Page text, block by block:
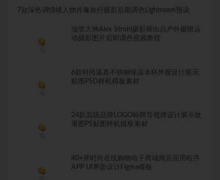
7款深色调情绪人物肖像旅行摄影后期调色Lightroom预设
油管大神Alex Strohl摄影师出品户外极限运
动摄影图片后期调色视频教程
6款时尚逼真不锈钢保温水杯外观设计展示
贴图PSD样机模板素材
24款高级品牌LOGO标牌导视牌设计展示效
果图PS贴图样机模板素材
40+屏时尚在线购物电子商城商店应用程序
APP UI界面设计Figma模板